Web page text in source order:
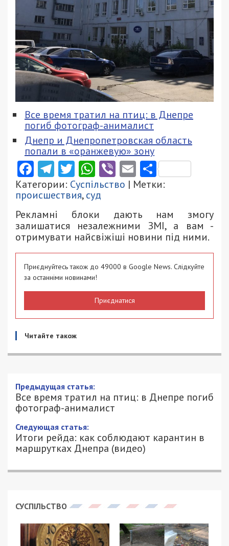
Все время тратил на птиц: в Днепре
погиб фотограф-анималист
Днепр и Днепропетровская область
попали в «оранжевую» зону
Facebook
Telegram
Twitter
WhatsApp
ViberEmail
Категории: Суспільство | Метки:
происшествия,суд
Рекламні блоки дають нам змогу
залишатися незалежними ЗМІ, а вам -
отримувати найсвіжіші новини під ними.
Приєднуйтесь також до 49000 в Google News. Слідкуйте
за останніми новинами!
Приєднатися
Читайте також
Предыдущая статья:
Все время тратил на птиц: в Днепре погиб
фотограф-анималист
Следующая статья:
Итоги рейда: как соблюдают карантин в
маршрутках Днепра (видео)
СУСПІЛЬСТВО